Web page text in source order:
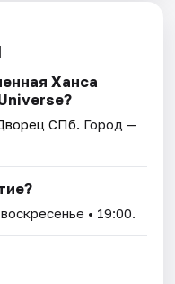
Ханса
СПб. Город —
воскресенье • 19:00.